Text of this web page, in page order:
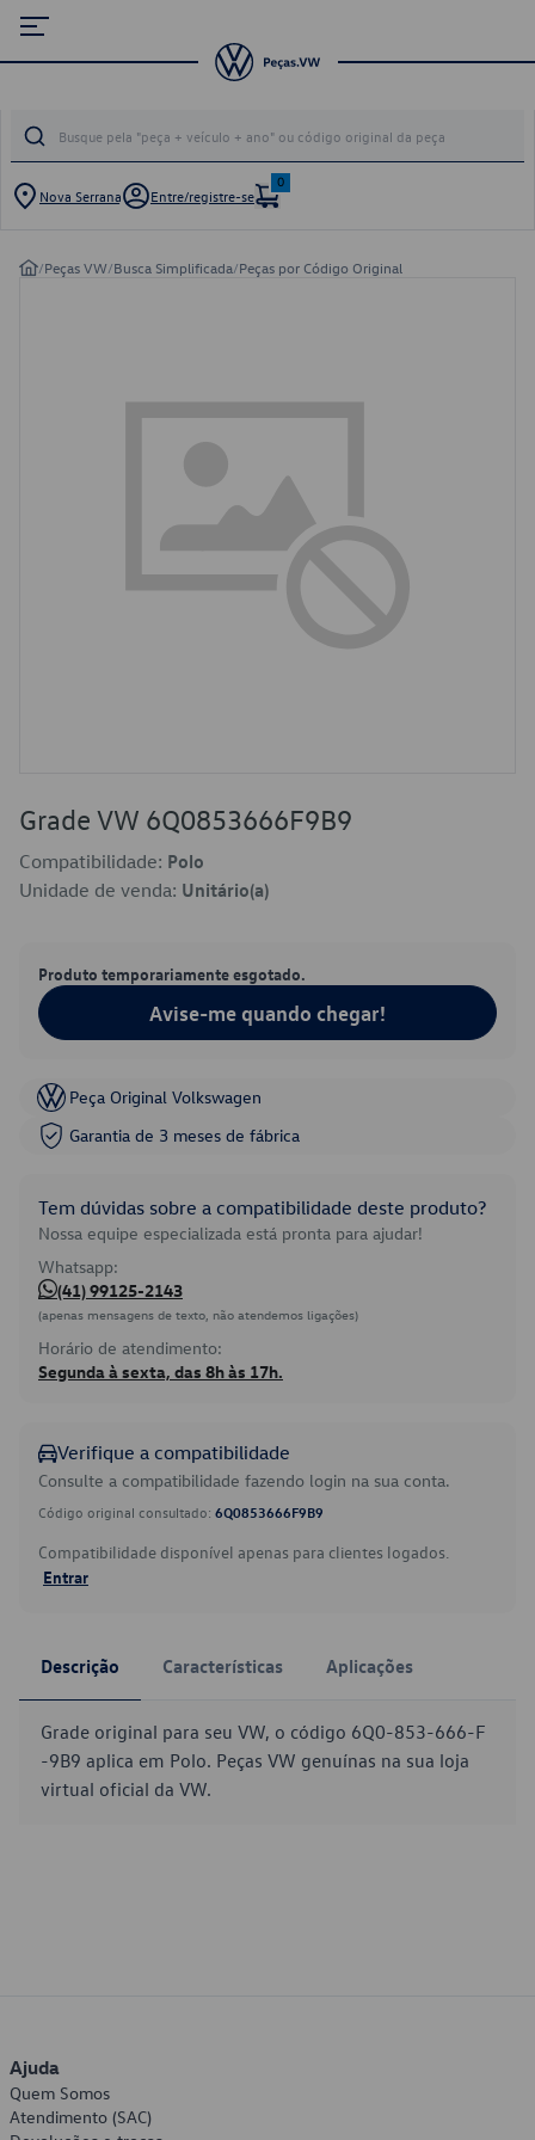
Nova Serrana Entre/registre-se
0
/Peças VW/Busca Simplificada/Peças por Código Original
Grade VW 6Q0853666F9B9
Compatibilidade: Polo
Unidade de venda: Unitário(a)
Produto temporariamente esgotado.
Avise-me quando chegar!
Peça Original Volkswagen
Garantia de 3 meses de fábrica
Tem dúvidas sobre a compatibilidade deste produto?
Nossa equipe especializada está pronta para ajudar!
Whatsapp:
(41) 99125-2143
(apenas mensagens de texto, não atendemos ligações)
Horário de atendimento:
Segunda à sexta, das 8h às 17h.
Verifique a compatibilidade
Consulte a compatibilidade fazendo login na sua conta.
Código original consultado: 6Q0853666F9B9
Compatibilidade disponível apenas para clientes logados.
Entrar
Descrição Características Aplicações
Grade original para seu VW, o código 6Q0-853-666-F
-9B9 aplica em Polo. Peças VW genuínas na sua loja
virtual oficial da VW.
Ajuda
Quem Somos
Atendimento (SAC)